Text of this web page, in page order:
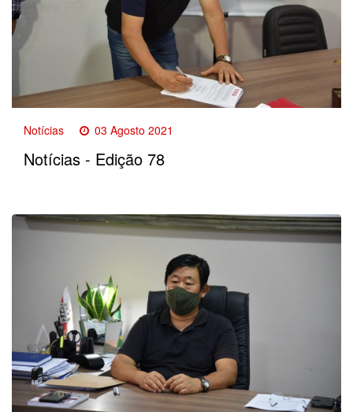
Notícias 03 Agosto 2021
Notícias - Edição 78